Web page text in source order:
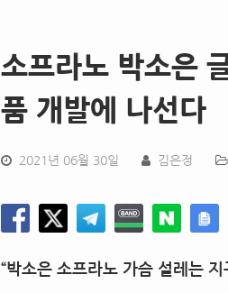
소프라노 박소은
품 개발에 나선다
2021년 06월 30일 김은정
“박소은 소프라노 가슴 설레는